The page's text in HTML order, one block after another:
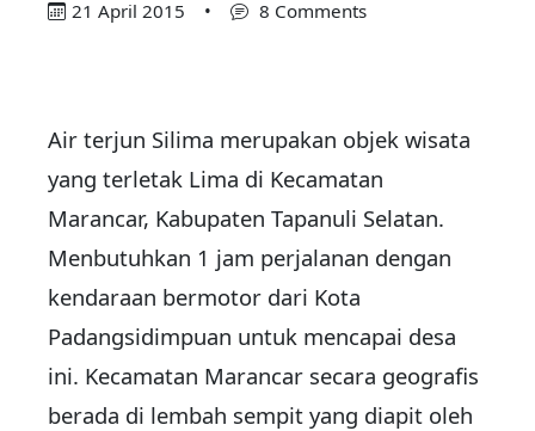
21 April 2015 • 8 Comments
Air terjun Silima merupakan objek wisata
yang terletak Lima di Kecamatan
Marancar, Kabupaten Tapanuli Selatan.
Menbutuhkan 1 jam perjalanan dengan
kendaraan bermotor dari Kota
Padangsidimpuan untuk mencapai desa
ini. Kecamatan Marancar secara geografis
berada di lembah sempit yang diapit oleh